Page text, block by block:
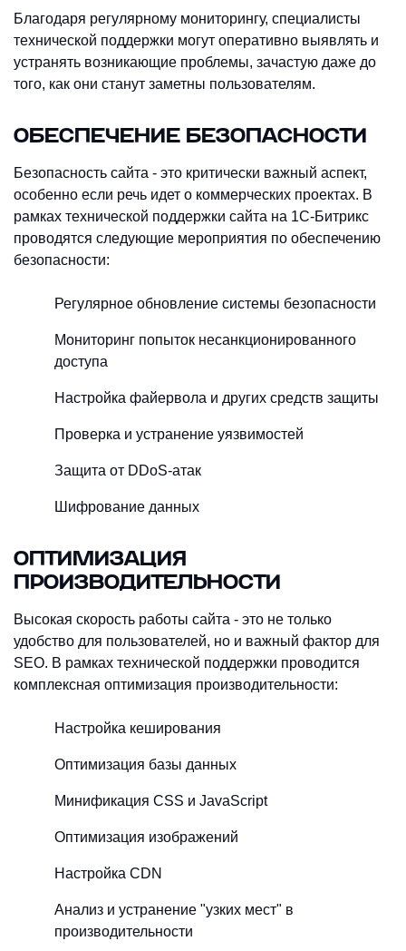
Благодаря регулярному мониторингу, специалисты
технической поддержки могут оперативно выявлять и
устранять возникающие проблемы, зачастую даже до
того, как они станут заметны пользователям.
ОБЕСПЕЧЕНИЕ БЕЗОПАСНОСТИ
Безопасность сайта - это критически важный аспект,
особенно если речь идет о коммерческих проектах. В
рамках технической поддержки сайта на 1С-Битрикс
проводятся следующие мероприятия по обеспечению
безопасности:
Регулярное обновление системы безопасности
Мониторинг попыток несанкционированного
доступа
Настройка файервола и других средств защиты
Проверка и устранение уязвимостей
Защита от DDoS-атак
Шифрование данных
ОПТИМИЗАЦИЯ
ПРОИЗВОДИТЕЛЬНОСТИ
Высокая скорость работы сайта - это не только
удобство для пользователей, но и важный фактор для
SEO. В рамках технической поддержки проводится
комплексная оптимизация производительности:
Настройка кеширования
Оптимизация базы данных
Минификация CSS и JavaScript
Оптимизация изображений
Настройка CDN
Анализ и устранение "узких мест" в
производительности